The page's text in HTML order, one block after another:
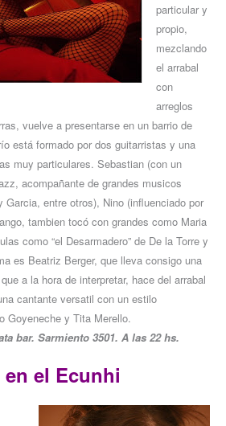
particular y
propio,
mezclando
el arrabal
con
arreglos
vuelve a presentarse en un barrio de
está formado por dos guitarristas y una
muy particulares. Sebastian (con un
acompañante de grandes musicos
Garcia, entre otros), Nino (influenciado por
tambien tocó con grandes como Maria
como “el Desarmadero” de De la Torre y
es Beatriz Berger, que lleva consigo una
a la hora de interpretar, hace del arrabal
cantante versatil con un estilo
Goyeneche y Tita Merello.
bar. Sarmiento 3501. A las 22 hs.
el Ecunhi